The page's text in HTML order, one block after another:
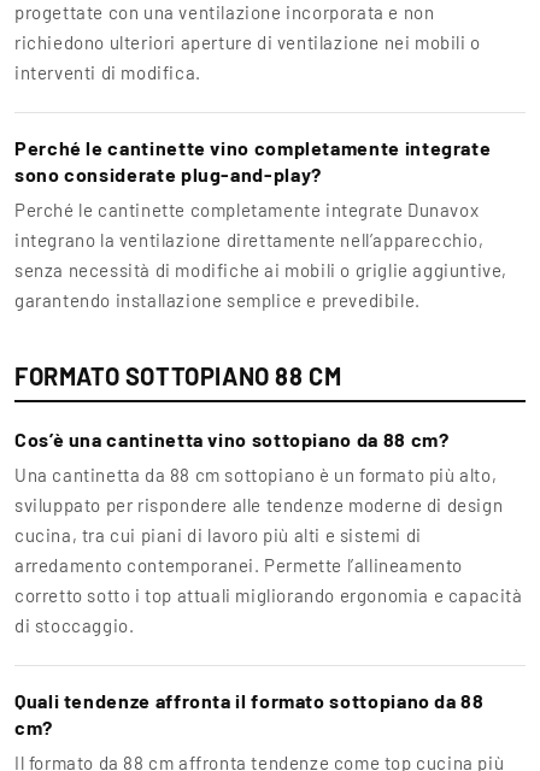
progettate con una ventilazione incorporata e non
richiedono ulteriori aperture di ventilazione nei mobili o
interventi di modifica.
Perché le cantinette vino completamente integrate
sono considerate plug-and-play?
Perché le cantinette completamente integrate Dunavox
integrano la ventilazione direttamente nell’apparecchio,
senza necessità di modifiche ai mobili o griglie aggiuntive,
garantendo installazione semplice e prevedibile.
FORMATO SOTTOPIANO 88 CM
Cos’è una cantinetta vino sottopiano da 88 cm?
Una cantinetta da 88 cm sottopiano è un formato più alto,
sviluppato per rispondere alle tendenze moderne di design
cucina, tra cui piani di lavoro più alti e sistemi di
arredamento contemporanei. Permette l’allineamento
corretto sotto i top attuali migliorando ergonomia e capacità
di stoccaggio.
Quali tendenze affronta il formato sottopiano da 88
cm?
Il formato da 88 cm affronta tendenze come top cucina più